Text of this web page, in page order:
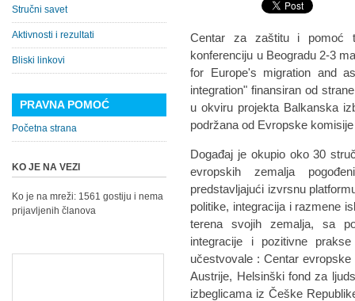
Centar za zaštitu i pomoć
konferenciju u Beogradu 2-3
for Europe's migration and
integration" finansiran od
u okviru projekta Balkanska
podržana od Evropske
Događaj je okupio oko 30
evropskih zemalja
predstavljajući izvrsnu
politike, integracija i razmene
terena svojih zemalja, sa
integracije i pozitivne
učestvovale : Centar
Austrije, Helsinški fond za
izbeglicama iz Češke
Stručni savet
Aktivnosti i rezultati
Bliski linkovi
PRAVNA POMOĆ
Početna strana
KO JE NA VEZI
Ko je na mreži: 1561 gostiju i nema
prijavljenih članova